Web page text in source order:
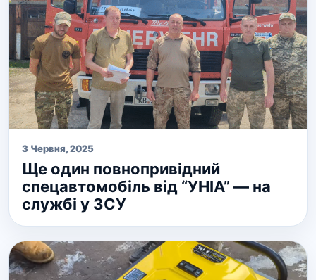
3 Червня, 2025
Ще один повнопривідний
спецавтомобіль від “УНІА” — на
службі у ЗСУ